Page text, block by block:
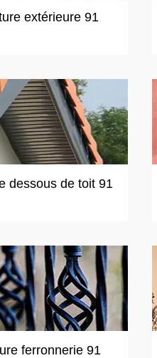
extérieure 91
dessous de toit 91
ferronnerie 91